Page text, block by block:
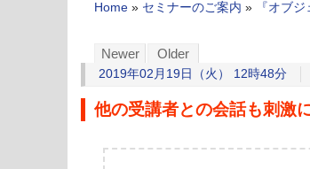
Home » セミナーのご案内 » 『オブ
Newer Older
2019年02月19日（火） 12時48分
他の受講者との会話も刺激